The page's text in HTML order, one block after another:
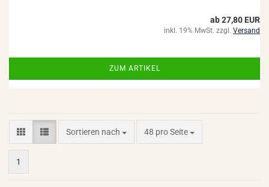
ab 27,80 EUR
inkl. 19% MwSt. zzgl. Versand
ZUM ARTIKEL
Sortieren nach
Sortieren nach 48 pro Seite
pro Seite
1